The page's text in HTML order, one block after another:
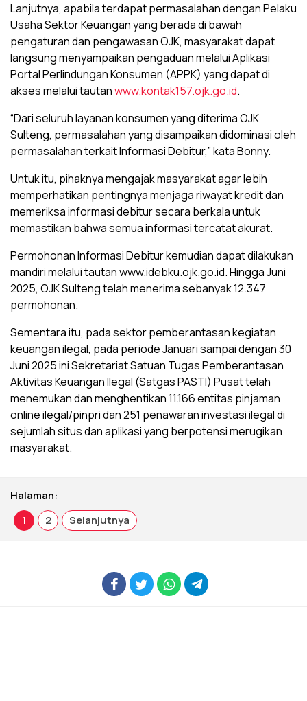
Lanjutnya, apabila terdapat permasalahan dengan Pelaku
Usaha Sektor Keuangan yang berada di bawah
pengaturan dan pengawasan OJK, masyarakat dapat
langsung menyampaikan pengaduan melalui Aplikasi
Portal Perlindungan Konsumen (APPK) yang dapat di
akses melalui tautanwww.kontak157.ojk.go.id.
“Dari seluruh layanan konsumen yang diterima OJK
Sulteng, permasalahan yang disampaikan didominasi oleh
permasalahan terkait Informasi Debitur,” kata Bonny.
Untuk itu, pihaknya mengajak masyarakat agar lebih
memperhatikan pentingnya menjaga riwayat kredit dan
memeriksa informasi debitur secara berkala untuk
memastikan bahwa semua informasi tercatat akurat.
Permohonan Informasi Debitur kemudian dapat dilakukan
mandiri melalui tautan www.idebku.ojk.go.id. Hingga Juni
2025, OJK Sulteng telah menerima sebanyak 12.347
permohonan.
Sementara itu, pada sektor pemberantasan kegiatan
keuangan ilegal, pada periode Januari sampai dengan 30
Juni 2025 ini Sekretariat Satuan Tugas Pemberantasan
Aktivitas Keuangan Ilegal (Satgas PASTI) Pusat telah
menemukan dan menghentikan 11.166 entitas pinjaman
online ilegal/pinpri dan 251 penawaran investasi ilegal di
sejumlah situs dan aplikasi yang berpotensi merugikan
masyarakat.
Halaman:
1
2 Selanjutnya